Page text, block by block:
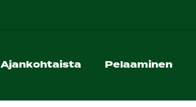
Ajankohtaista Pelaaminen